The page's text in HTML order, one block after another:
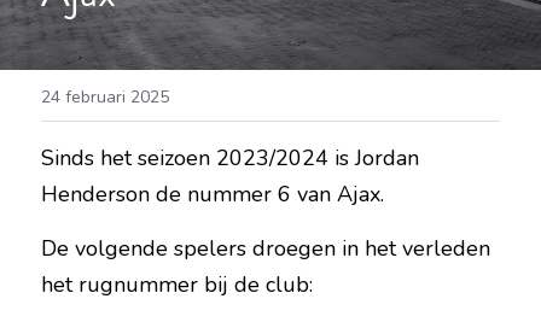
24 februari 2025
Sinds het seizoen 2023/2024 is Jordan
Henderson de nummer 6 van Ajax.
De volgende spelers droegen in het verleden
het rugnummer bij de club: